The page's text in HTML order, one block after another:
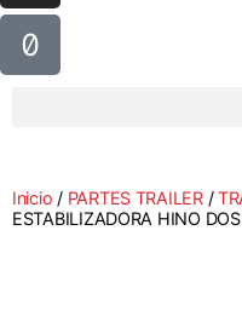
Inicio / PARTES TRAILER/
ESTABILIZADORA HINO